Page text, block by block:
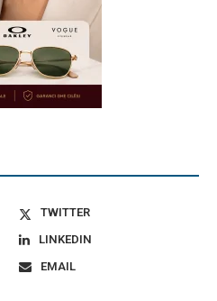
TWITTER
LINKEDIN
EMAIL